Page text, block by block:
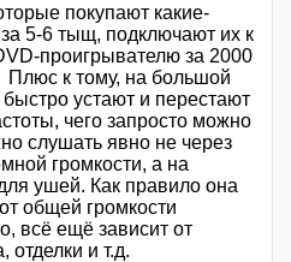
покупают какие-
за 5-6 тыщ, подключают их к
проигрывателю за 2000
Плюс к тому, на большой
устают и перестают
чего запросто можно
слушать явно не через
громкости, а на
ушей. Как правило она
общей громкости
всё ещё зависит от
и т.д.